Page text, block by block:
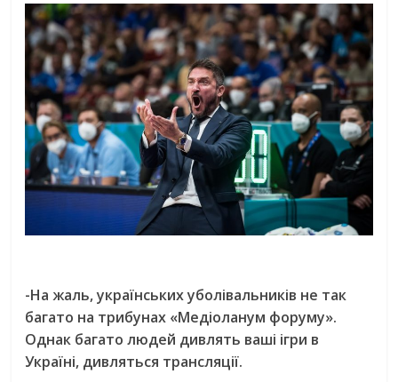
-На жаль, українських уболівальників не так
багато на трибунах «Медіоланум форуму».
Однак багато людей дивлять ваші ігри в
Україні, дивляться трансляції.